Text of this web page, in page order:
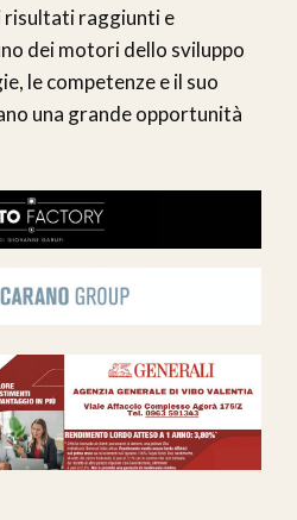
risultati raggiunti e
dei motori dello sviluppo
le competenze e il suo
una grande opportunità